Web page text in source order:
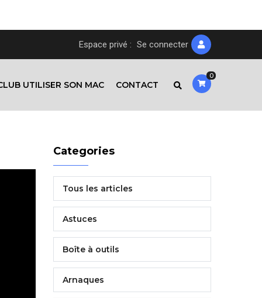
Espace privé : Se connecter
UTILISER SON MAC CONTACT
0
Categories
Tous les articles
Astuces
Boîte à outils
Arnaques